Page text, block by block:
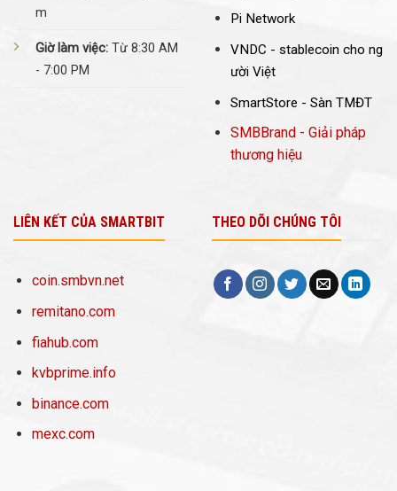
m
Giờ làm việc: Từ 8:30 AM
- 7:00 PM
Pi Network
VNDC - stablecoin cho ng
ười Việt
SmartStore - Sàn TMĐT
SMBBrand - Giải pháp
thương hiệu
LIÊN KẾT CỦA SMARTBIT
coin.smbvn.net
remitano.com
fiahub.com
kvbprime.info
binance.com
mexc.com
THEO DÕI CHÚNG TÔI